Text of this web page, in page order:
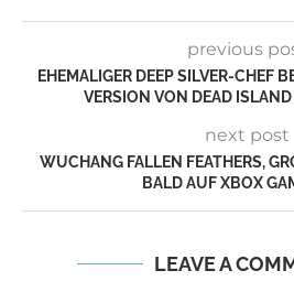
previous
EHEMALIGER DEEP SILVER-CHEF
VERSION VON DEAD
next post
WUCHANG FALLEN FEATHERS,
BALD AUF XBOX
LEAVE A